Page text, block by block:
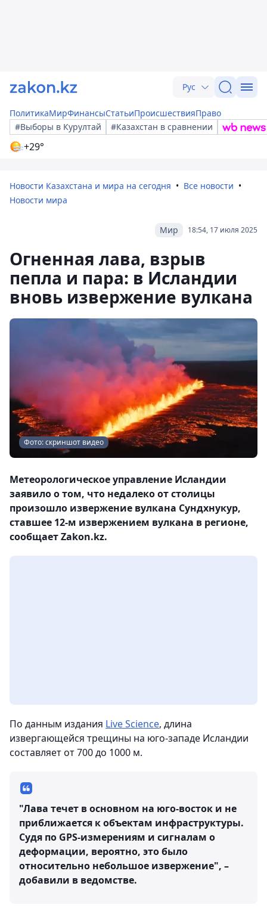
Рус
ПолитикаМирФинансыСтатьиПроисшествияПраво
#Выборы в Курултай
#Казахстан в сравнении
+29°
Новости Казахстана и мира на сегодня
Все новости
Новости мира
18:54, 17 июля 2025
Мир
Огненная лава, взрыв
пепла и пара: в Исландии
вновь извержение вулкана
Фото: скриншот видео
Метеорологическое управление Исландии
заявило о том, что недалеко от столицы
произошло извержение вулкана Сундхнукур,
ставшее 12-м извержением вулкана в регионе,
сообщает Zakon.kz.
По данным издания Live Science, длина
извергающейся трещины на юго-западе Исландии
составляет от 700 до 1000 м.
"Лава течет в основном на юго-восток и не
приближается к объектам инфраструктуры.
Судя по GPS-измерениям и сигналам о
деформации, вероятно, это было
относительно небольшое извержение", –
добавили в ведомстве.